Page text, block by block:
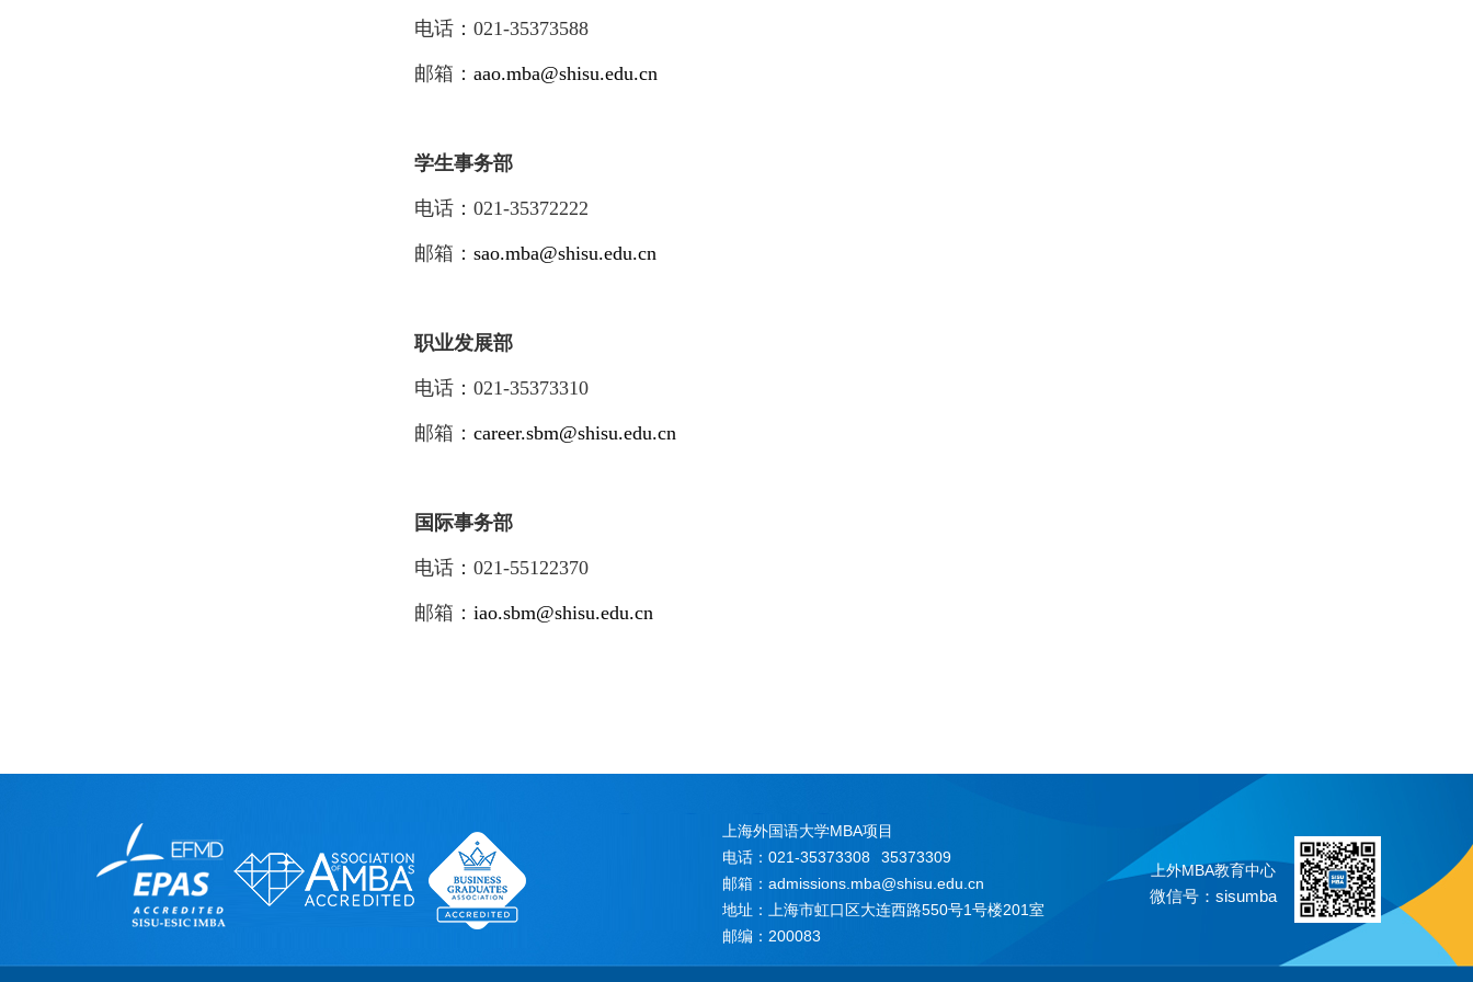
电话： 021-35373588
邮箱： aao.mba@shisu.edu.cn
学生事务部
电话： 021-35372222
邮箱： sao.mba@shisu.edu.cn
职业发展部
电话： 021-35373310
邮箱： career.sbm@shisu.edu.cn
国际事务部
电话： 021-55122370
邮箱： iao.sbm@shisu.edu.cn
上海外国语大学MBA项目
电话：021-35373308
35373309
邮箱：admissions.mba@shisu.edu.cn
地址：上海市虹口区大连西路550号1号楼201室
邮编：200083
上外MBA教育中心
微信号：sisumba